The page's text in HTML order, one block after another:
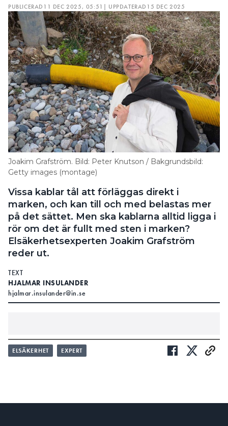
PUBLICERAD 11 DEC 2025, 05:51 | UPPDATERAD 15 DEC 2025
Joakim Grafström. Bild: Peter Knutson / Bakgrundsbild:
Getty images (montage)
Vissa kablar tål att förläggas direkt i
marken, och kan till och med belastas mer
på det sättet. Men ska kablarna alltid ligga i
rör om det är fullt med sten i marken?
Elsäkerhetsexperten Joakim Grafström
reder ut.
TEXT
HJALMAR INSULANDER
hjalmar.insulander@in.se
LÄS OCKSÅ:
KAN MAN FÖRLÄGGA EN JORDKABEL DIREKT I
ELSÄKERHET EXPERT